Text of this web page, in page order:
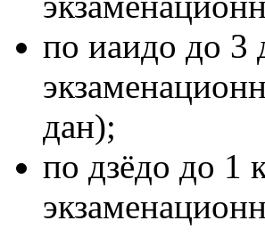
по иаидо до 3
дан);
по дзёдо до 1